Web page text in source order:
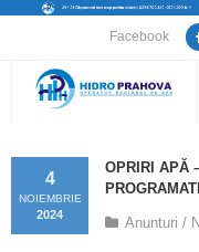
Facebook
Despre noi
OPRIRI APĂ
4
NOIEMBRIE
2024 Anunturi /